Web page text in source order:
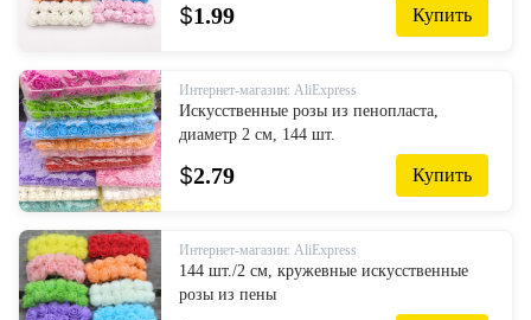
$1.99 Купить
Интернет-магазин: AliExpress
Искусственные розы из пенопласта,
диаметр 2 см, 144 шт.
$2.79 Купить
Интернет-магазин: AliExpress
144 шт./2 см, кружевные искусственные
розы из пены